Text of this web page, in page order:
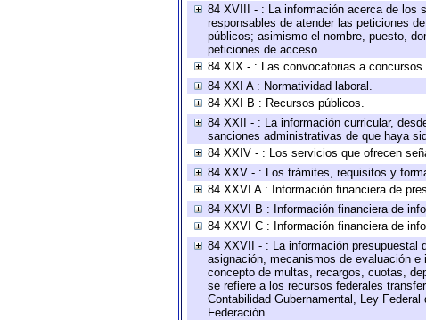
84 XVIII - : La información acerca de los
responsables de atender las peticiones
públicos; asimismo el nombre, puesto,
peticiones de acceso
84 XIX - : Las convocatorias a
84 XXI A : Normatividad laboral.
84 XXI B : Recursos públicos.
84 XXII - : La información curricular,
sanciones administrativas de que haya
84 XXIV - : Los servicios que ofrecen
84 XXV - : Los trámites, requisitos y
84 XXVI A : Información financiera de
84 XXVI B : Información financiera de
84 XXVI C : Información financiera de
84 XXVII - : La información presupuestal
asignación, mecanismos de evaluación
concepto de multas, recargos, cuotas,
se refiere a los recursos federales
Contabilidad Gubernamental, Ley
Federación.